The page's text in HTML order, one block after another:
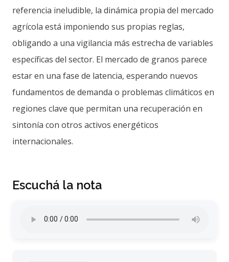
referencia ineludible, la dinámica propia del mercado
agrícola está imponiendo sus propias reglas,
obligando a una vigilancia más estrecha de variables
específicas del sector. El mercado de granos parece
estar en una fase de latencia, esperando nuevos
fundamentos de demanda o problemas climáticos en
regiones clave que permitan una recuperación en
sintonía con otros activos energéticos
internacionales.
Escuchá la nota